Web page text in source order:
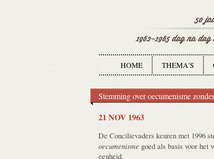
HOME THEMA'S
Stemming over oecumenisme
21 NOV 1963
De Concilievaders keuren met 1996
oecumenisme goed als basis voor het
eenheid.